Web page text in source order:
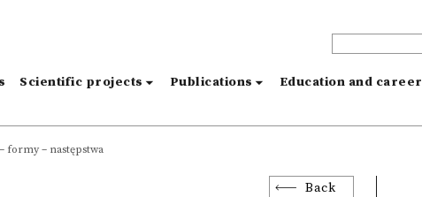
Scientific projects Publications Education and career
formy – następstwa
Back